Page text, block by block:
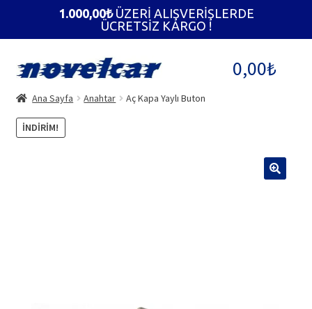
geç
geç
0,00₺
Ana Sayfa Anahtar Aç Kapa Yaylı Buton
İNDIRIM!
1.000,00₺ÜZERİ ALIŞVERİŞLERDE
ÜCRETSİZ KARGO !